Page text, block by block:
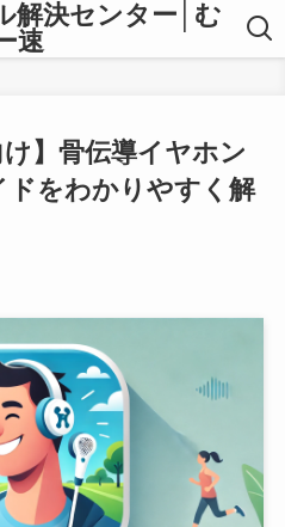
解決センター│む
速
け】骨伝導イヤホン
ドをわかりやすく解